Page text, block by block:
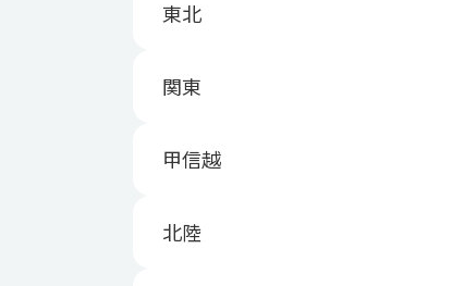
東北
関東
甲信越
北陸